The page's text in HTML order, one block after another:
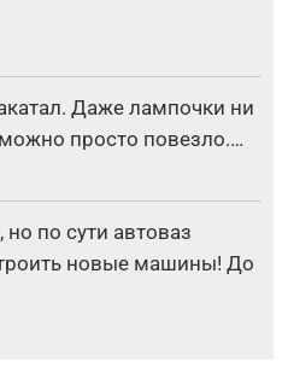
Даже лампочки ни
просто повезло.…
по сути автоваз
новые машины! До